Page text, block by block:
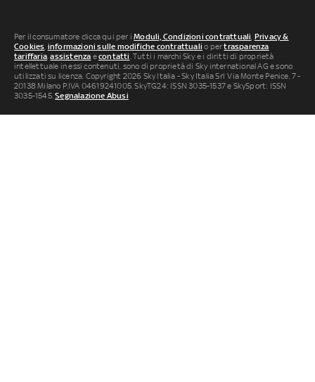
Per il consumatore clicca qui per iModuli, Condizioni contrattuali, Privacy &
Cookies, informazioni sulle modifiche contrattuali o pertrasparenza
tariffaria,assistenza econtatti. Tutti i marchi Sky e i diritti di proprietà
intellettuale in essi contenuti, sono di proprietà di Sky international AG e sono
utilizzati su licenza. Copyright 2026 Sky Italia - Sky Italia Srl Via Monte Penice, 7 -
20138 Milano P.IVA 04619241005. SkyTG24: ISSN 3035-1537 e SkySport: ISSN
3035-1545.Segnalazione Abusi